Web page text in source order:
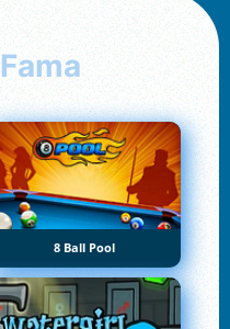
Fama
8 Ball Pool